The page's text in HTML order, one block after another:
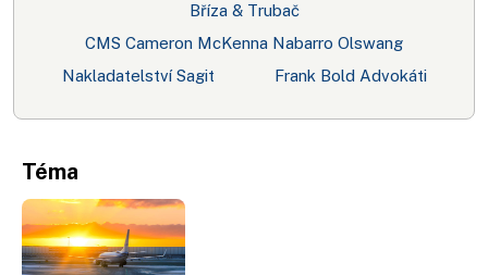
Bříza & Trubač
CMS Cameron McKenna Nabarro Olswang
Nakladatelství Sagit
Frank Bold Advokáti
Téma